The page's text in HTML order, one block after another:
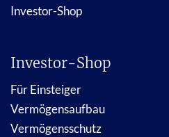
Investor-Shop
Investor-Shop
Für Einsteiger
Vermögensaufbau
Vermögensschutz